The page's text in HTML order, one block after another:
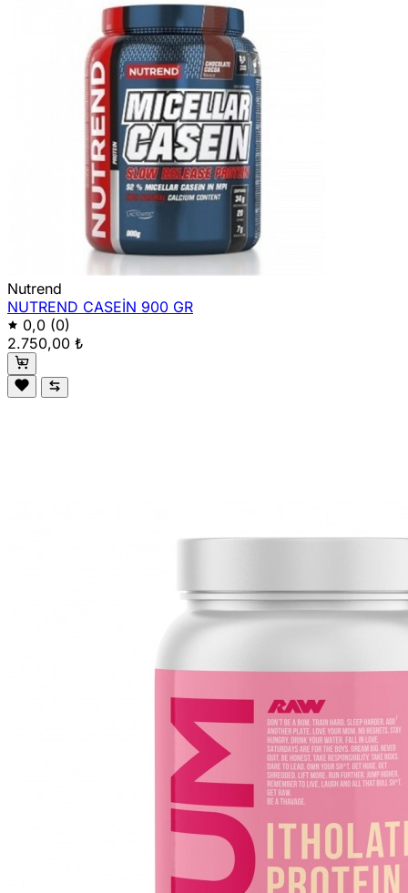
Nutrend
NUTREND CASEİN 900 GR
0,0 (0)
2.750,00 ₺